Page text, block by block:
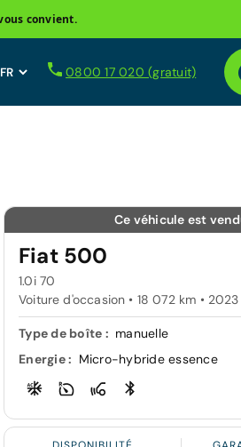
convient.
0800 17 020 (gratuit)
Ce véhicule est
Fiat 500
1.0i 70
Voiture d'occasion • 18 072 km • 2023
Type de boîte : manuelle
Energie : Micro-hybride essence